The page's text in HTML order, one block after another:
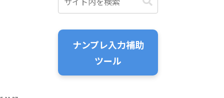
ナンプレ入力補助
ツール